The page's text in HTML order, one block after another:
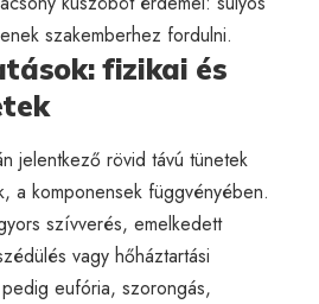
szakemberhez fordulni.
fizikai és
jelentkező rövid távú tünetek
a komponensek függvényében.
szívverés, emelkedett
vagy hőháztartási
eufória, szorongás,